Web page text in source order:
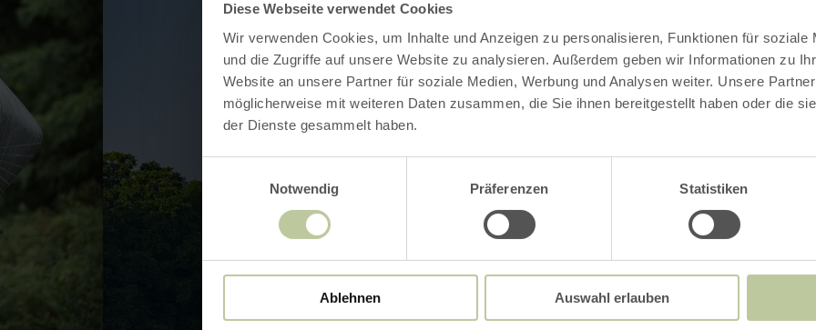
Diese Webseite verwendet Cookies
Wir verwenden Cookies, um Inhalte und Anzeigen zu personalisieren, Funktionen für soziale
und die Zugriffe auf unsere Website zu analysieren. Außerdem geben wir Informationen zu
Website an unsere Partner für soziale Medien, Werbung und Analysen weiter. Unsere
möglicherweise mit weiteren Daten zusammen, die Sie ihnen bereitgestellt haben oder die
der Dienste gesammelt haben.
Notwendig
Präferenzen Statistiken
Ablehnen Auswahl erlauben